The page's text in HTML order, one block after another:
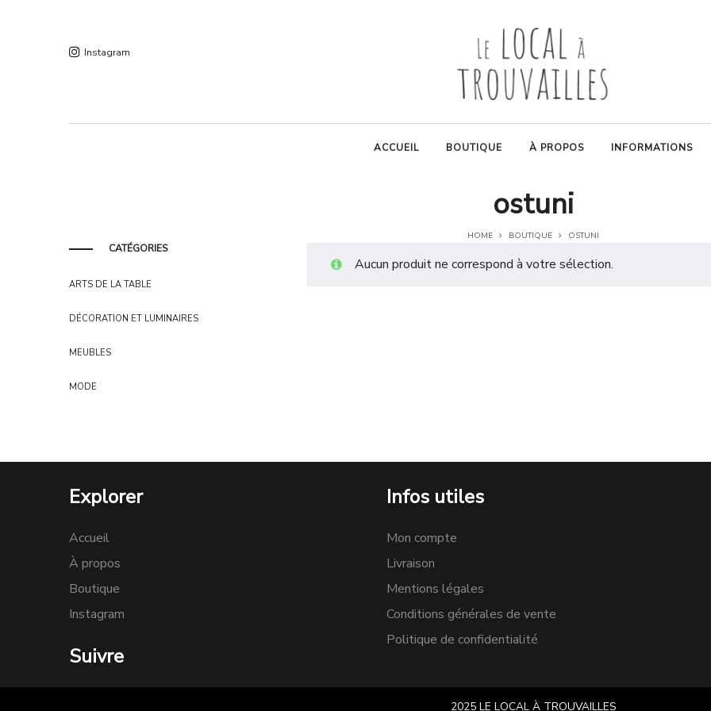
Instagram
ACCUEIL BOUTIQUE À PROPOS INFORMATIONS
ostuni
HOME BOUTIQUE OSTUNI
Aucun produit ne correspond à votre sélection.
CATÉGORIES
ARTS DE LA TABLE
DÉCORATION ET LUMINAIRES
MEUBLES
MODE
Explorer
Accueil
À propos
Boutique
Instagram
Suivre
Infos utiles
Mon compte
Livraison
Mentions légales
Conditions générales de vente
Politique de confidentialité
2025 LE LOCAL À TROUVAILLES